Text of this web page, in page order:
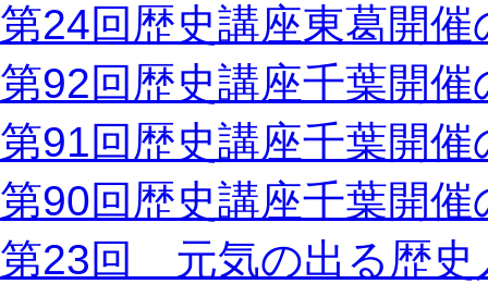
第24回歴史講座東葛開催
第92回歴史講座千葉開催
第91回歴史講座千葉開催
第90回歴史講座千葉開催
第23回 元気の出る歴